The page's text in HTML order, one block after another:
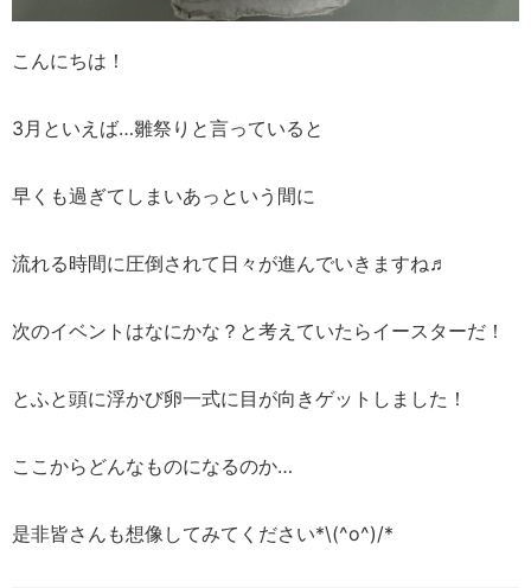
こんにちは！
3月といえば…雛祭りと言っていると
早くも過ぎてしまいあっという間に
流れる時間に圧倒されて日々が進んでいきますね♬
次のイベントはなにかな？と考えていたらイースターだ！
とふと頭に浮かび卵一式に目が向きゲットしました！
ここからどんなものになるのか…
是非皆さんも想像してみてください*\(^o^)/*